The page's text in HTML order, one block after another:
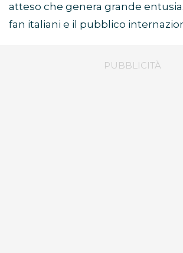
atteso che genera grande
fan italiani e il pubblico